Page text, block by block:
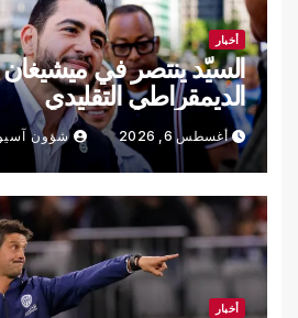
أخبار
السيّد ينتصر في ميشيغان
الديمقراطي التقليدي
أغسطس 6, 2026 شؤون
أخبار